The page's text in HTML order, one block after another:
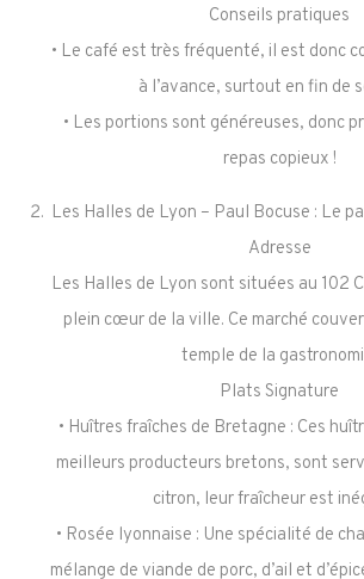
Conseils pratiques
• Le café est très fréquenté, il est donc
à l’avance, surtout en fin de
• Les portions sont généreuses, donc
repas copieux !
Les Halles de Lyon – Paul Bocuse : Le
Adresse
Les Halles de Lyon sont situées au 102
plein cœur de la ville. Ce marché
temple de la
Plats Signature
• Huîtres fraîches de Bretagne : Ces
meilleurs producteurs bretons, sont
citron, leur fraîcheur est
• Rosée lyonnaise : Une spécialité de
mélange de viande de porc, d’ail et